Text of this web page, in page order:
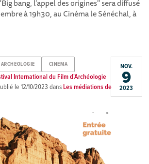
bang, l'appel des origines" sera diffusé
à 19h30, au Cinéma le Sénéchal, à
ARCHEOLOGIE CINEMA
International du Film d'Archéologie
le12/10/2023 dansLes médiations de
NOV.
9
2023